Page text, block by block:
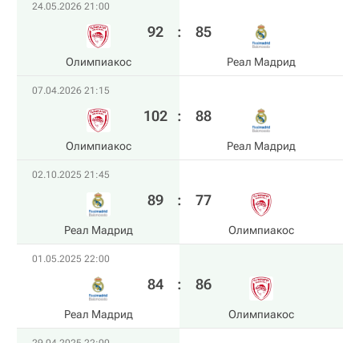
24.05.2026 21:00
Олимпиакос
92 : 85
Реал Мадрид
07.04.2026 21:15
Олимпиакос
102 : 88
Реал Мадрид
02.10.2025 21:45
Реал Мадрид
89 : 77
Олимпиакос
01.05.2025 22:00
Реал Мадрид
84 : 86
Олимпиакос